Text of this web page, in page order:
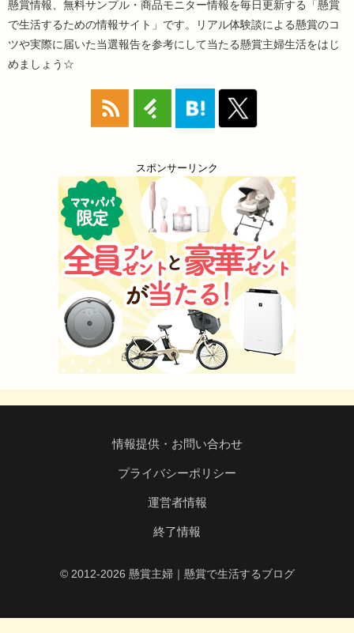
懸賞情報、無料サンプル・商品モニター情報を毎日更新する「懸賞
で生活するための情報サイト」です。リアル体験談による懸賞のコ
ツや実際に届いた当選報告を参考にして当たる懸賞主婦生活をはじ
めましょう☆
スポンサーリンク
情報提供・お問い合わせ
プライバシーポリシー
運営者情報
終了情報
© 2012-2026 懸賞主婦｜懸賞で生活するブログ